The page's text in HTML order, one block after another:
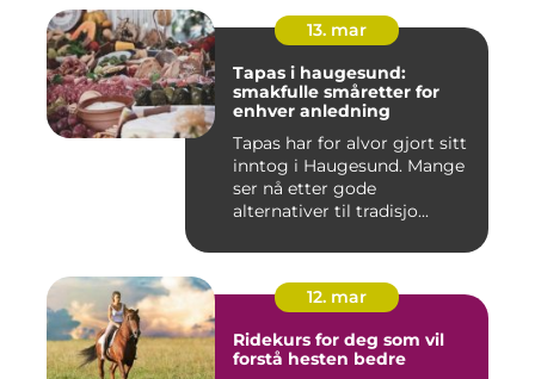
13. mar
Tapas i haugesund:
smakfulle småretter for
enhver anledning
Tapas har for alvor gjort sitt
inntog i Haugesund. Mange
ser nå etter gode
alternativer til tradisjo...
12. mar
Ridekurs for deg som vil
forstå hesten bedre